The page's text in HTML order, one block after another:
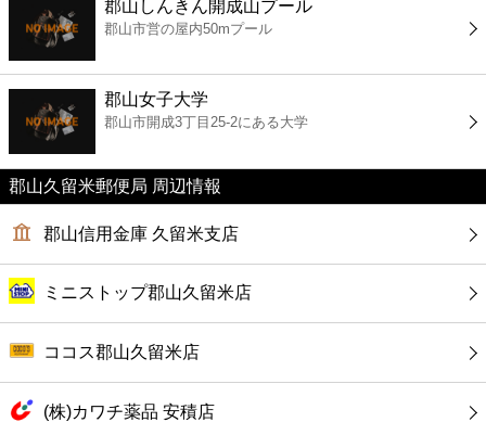
書店
ファミレス
カフェ
ショッピング
銀行
公共
郡山しんきん開成山プール
郡山市営の屋内50mプール
郡山女子大学
郡山市開成3丁目25-2にある大学
郡山久留米郵便局 周辺情報
郡山信用金庫 久留米支店
ミニストップ郡山久留米店
ココス郡山久留米店
(株)カワチ薬品 安積店